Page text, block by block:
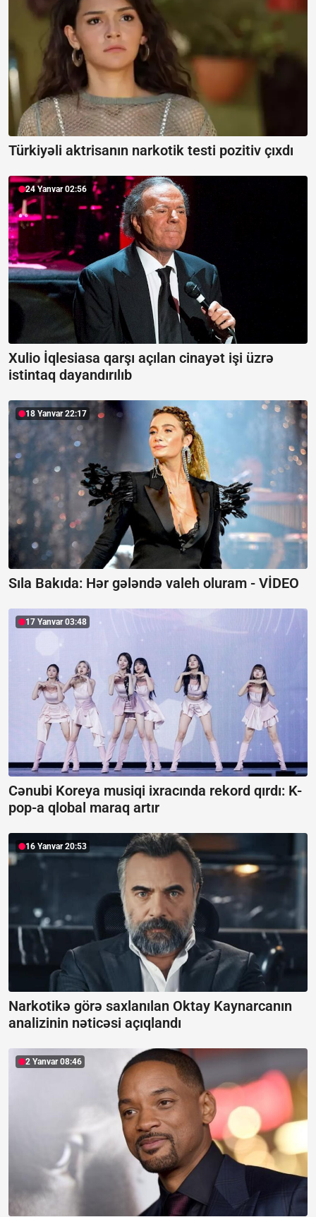
Türkiyəli aktrisanın narkotik testi pozitiv çıxdı
24 Yanvar 02:56
Xulio İqlesiasa qarşı açılan cinayət işi üzrə
istintaq dayandırılıb
18 Yanvar 22:17
Sıla Bakıda: Hər gələndə valeh oluram - VİDEO
17 Yanvar 03:48
Cənubi Koreya musiqi ixracında rekord qırdı: K-
pop-a qlobal maraq artır
16 Yanvar 20:53
Narkotikə görə saxlanılan Oktay Kaynarcanın
analizinin nəticəsi açıqlandı
2 Yanvar 08:46